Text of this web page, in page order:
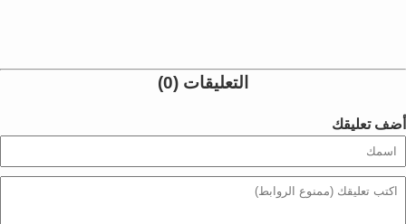
التعليقات (0)
أضف تعليقك